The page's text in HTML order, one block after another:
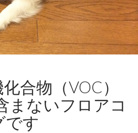
合物（VOC）
まないフロアコ
です